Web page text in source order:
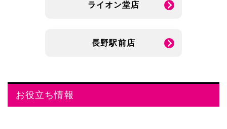
ライオン堂店
長野駅前店
お役立ち情報